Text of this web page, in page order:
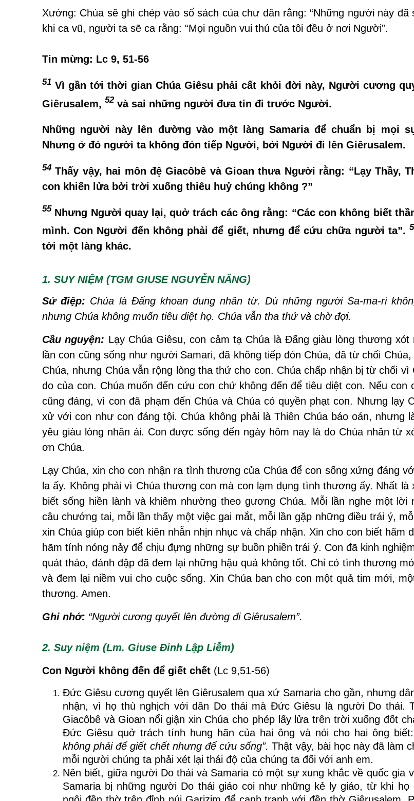
Xướng: Chúa sẽ ghi chép vào sổ sách của chư dân rằng: “Những người này đã
khi ca vũ, người ta sẽ ca rằng: “Mọi nguồn vui thú của tôi đều ở nơi Người”.
Tin mừng: Lc 9, 51-56
51 Vì gần tới thời gian Chúa Giêsu phải cất khỏi đời này, Người cương
Giêrusalem, 52 và sai những người đưa tin đi trước Người.
Những người này lên đường vào một làng Samaria để chuẩn bị mọi
Nhưng ở đó người ta không đón tiếp Người, bởi Người đi lên Giêrusalem.
54 Thấy vậy, hai môn đệ Giacôbê và Gioan thưa Người rằng: “Lạy Thầy,
con khiến lửa bởi trời xuống thiêu huỷ chúng không ?”
55 Nhưng Người quay lại, quở trách các ông rằng: “Các con không biết
mình. Con Người đến không phải để giết, nhưng để cứu chữa người ta”.
tới một làng khác.
1. SUY NIỆM (TGM GIUSE NGUYỄN NĂNG)
Sứ điệp: Chúa là Đấng khoan dung nhân từ. Dù những người Sa-ma-ri
nhưng Chúa không muốn tiêu diệt họ. Chúa vẫn tha thứ và chờ đợi.
Cầu nguyện: Lạy Chúa Giêsu, con cảm tạ Chúa là Đấng giàu lòng thương
lần con cũng sống như người Samari, đã không tiếp đón Chúa, đã từ chối
Chúa, nhưng Chúa vẫn rộng lòng tha thứ cho con. Chúa chấp nhận bị từ chối vì
do của con. Chúa muốn đến cứu con chứ không đến để tiêu diệt con. Nếu con
cũng đáng, vì con đã phạm đến Chúa và Chúa có quyền phạt con. Nhưng lạy
xử với con như con đáng tội. Chúa không phải là Thiên Chúa báo oán, nhưng
yêu giàu lòng nhân ái. Con được sống đến ngày hôm nay là do Chúa nhân từ
ơn Chúa.
Lạy Chúa, xin cho con nhận ra tình thương của Chúa để con sống xứng đáng
la ấy. Không phải vì Chúa thương con mà con lạm dụng tình thương ấy. Nhất là
biết sống hiền lành và khiêm nhường theo gương Chúa. Mỗi lần nghe một lời
câu chướng tai, mỗi lần thấy một việc gai mắt, mỗi lần gặp những điều trái ý,
xin Chúa giúp con biết kiên nhẫn nhịn nhục và chấp nhận. Xin cho con biết hãm
hãm tính nóng nảy để chịu đựng những sự buồn phiền trái ý. Con đã kinh
quát tháo, đánh đập đã đem lại những hậu quả không tốt. Chỉ có tình thương
và đem lại niềm vui cho cuộc sống. Xin Chúa ban cho con một quả tim mới,
thương. Amen.
Ghi nhớ: “Người cương quyết lên đường đi Giêrusalem”.
2. Suy niệm (Lm. Giuse Đinh Lập Liễm)
Con Người không đến để giết chết (Lc 9,51-56)
Đức Giêsu cương quyết lên Giêrusalem qua xứ Samaria cho gần, nhưng
nhận, vì họ thù nghịch với dân Do thái mà Đức Giêsu là người Do thái.
Giacôbê và Gioan nổi giận xin Chúa cho phép lấy lửa trên trời xuống đốt
Đức Giêsu quở trách tính hung hãn của hai ông và nói cho hai ông biết:
không phải để giết chết nhưng để cứu sống”. Thật vậy, bài học này đã làm
mỗi người chúng ta phải xét lại thái độ của chúng ta đối với anh em.
Nên biết, giữa người Do thái và Samaria có một sự xung khắc về quốc gia
Samaria bị những người Do thái giáo coi như những kẻ ly giáo, từ khi họ